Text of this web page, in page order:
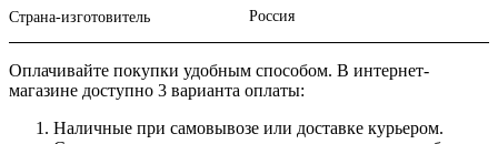
Страна-изготовитель Россия
Оплачивайте покупки удобным способом. В интернет-
магазине доступно 3 варианта оплаты:
Наличные при самовывозе или доставке курьером.